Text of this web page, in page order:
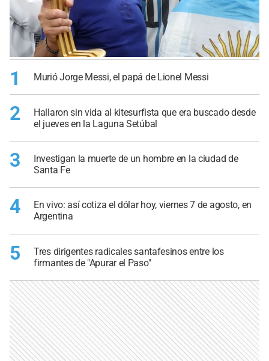
1 Murió Jorge Messi, el papá de Lionel Messi
2
Hallaron sin vida al kitesurfista que era buscado desde
el jueves en la Laguna Setúbal
3
Investigan la muerte de un hombre en la ciudad de
Santa Fe
4
En vivo: así cotiza el dólar hoy, viernes 7 de agosto, en
Argentina
5
Tres dirigentes radicales santafesinos entre los
firmantes de "Apurar el Paso"